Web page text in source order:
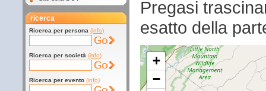
ricerca
Ricerca per persona (info)
Ricerca per società (info)
Ricerca per evento (info)
Pregasi
esatto della
+
−